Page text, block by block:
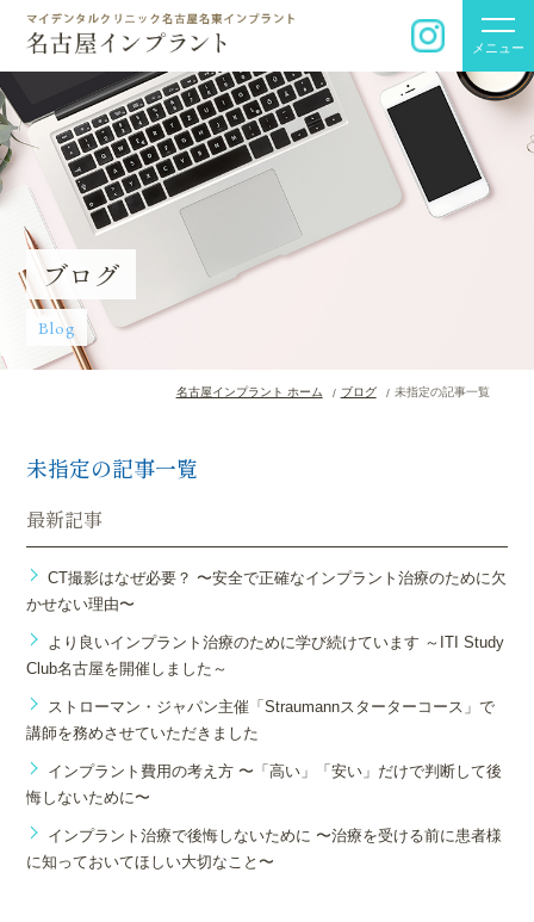
メニュー
ブログ
Blog
名古屋インプラント ホーム ブログ 未指定の記事一覧
未指定の記事一覧
最新記事
CT撮影はなぜ必要？ 〜安全で正確なインプラント治療のために欠
かせない理由〜
より良いインプラント治療のために学び続けています ～ITI Study
Club名古屋を開催しました～
ストローマン・ジャパン主催「Straumannスターターコース」で
講師を務めさせていただきました
インプラント費用の考え方 〜「高い」「安い」だけで判断して後
悔しないために〜
インプラント治療で後悔しないために 〜治療を受ける前に患者様
に知っておいてほしい大切なこと〜